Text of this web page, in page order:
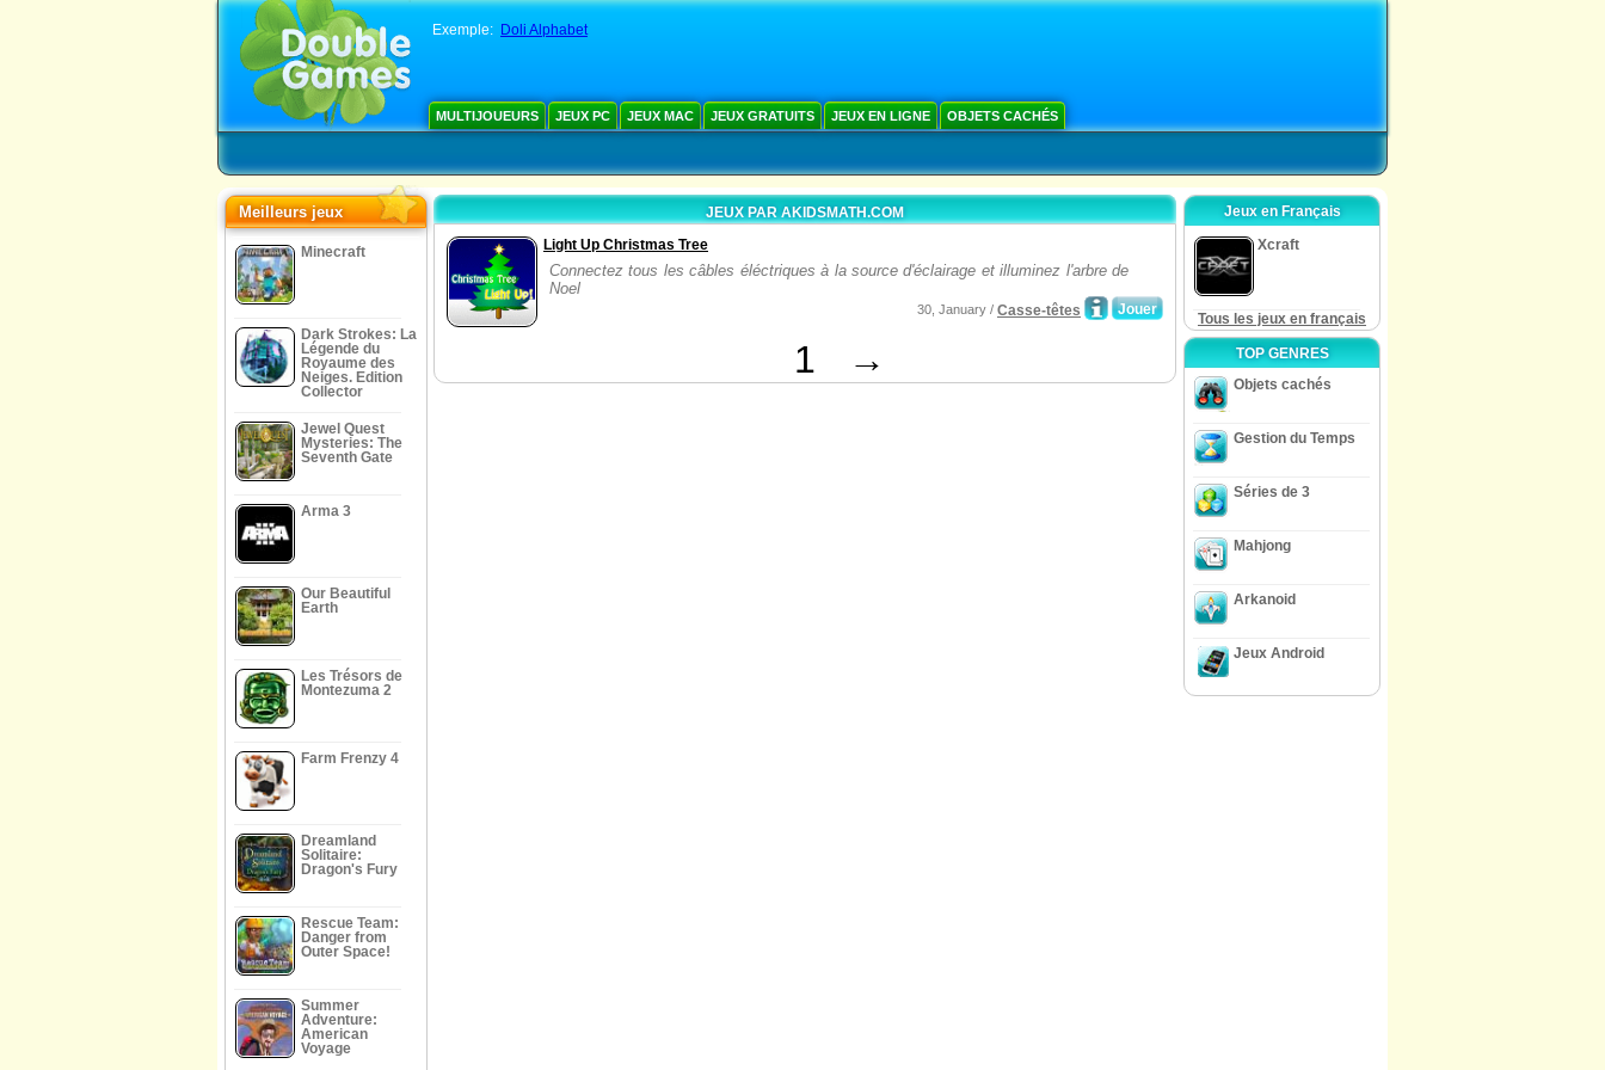
Exemple: Doli Alphabet
MULTIJOUEURS JEUX PC JEUX MAC JEUX GRATUITS JEUX EN LIGNE OBJETS CACHÉS
Meilleurs jeux
Minecraft
Dark Strokes: La
Légende du
Royaume des
Neiges. Edition
Collector
Jewel Quest
Mysteries: The
Seventh Gate
Arma 3
Our Beautiful
Earth
Les Trésors de
Montezuma 2
Farm Frenzy 4
Dreamland
Solitaire:
Dragon's Fury
Rescue Team:
Danger from
Outer Space!
Summer
Adventure:
American
Voyage
JEUX PAR AKIDSMATH.COM
Light Up Christmas Tree
Connectez tous les câbles éléctriques à la source d'éclairage et illuminez l'arbre de
Noel
Jouer
30, January / Casse-têtes
1 →
Jeux en Français
Xcraft
Tous les jeux en français
TOP GENRES
Objets cachés
Gestion du Temps
Séries de 3
Mahjong
Arkanoid
Jeux Android